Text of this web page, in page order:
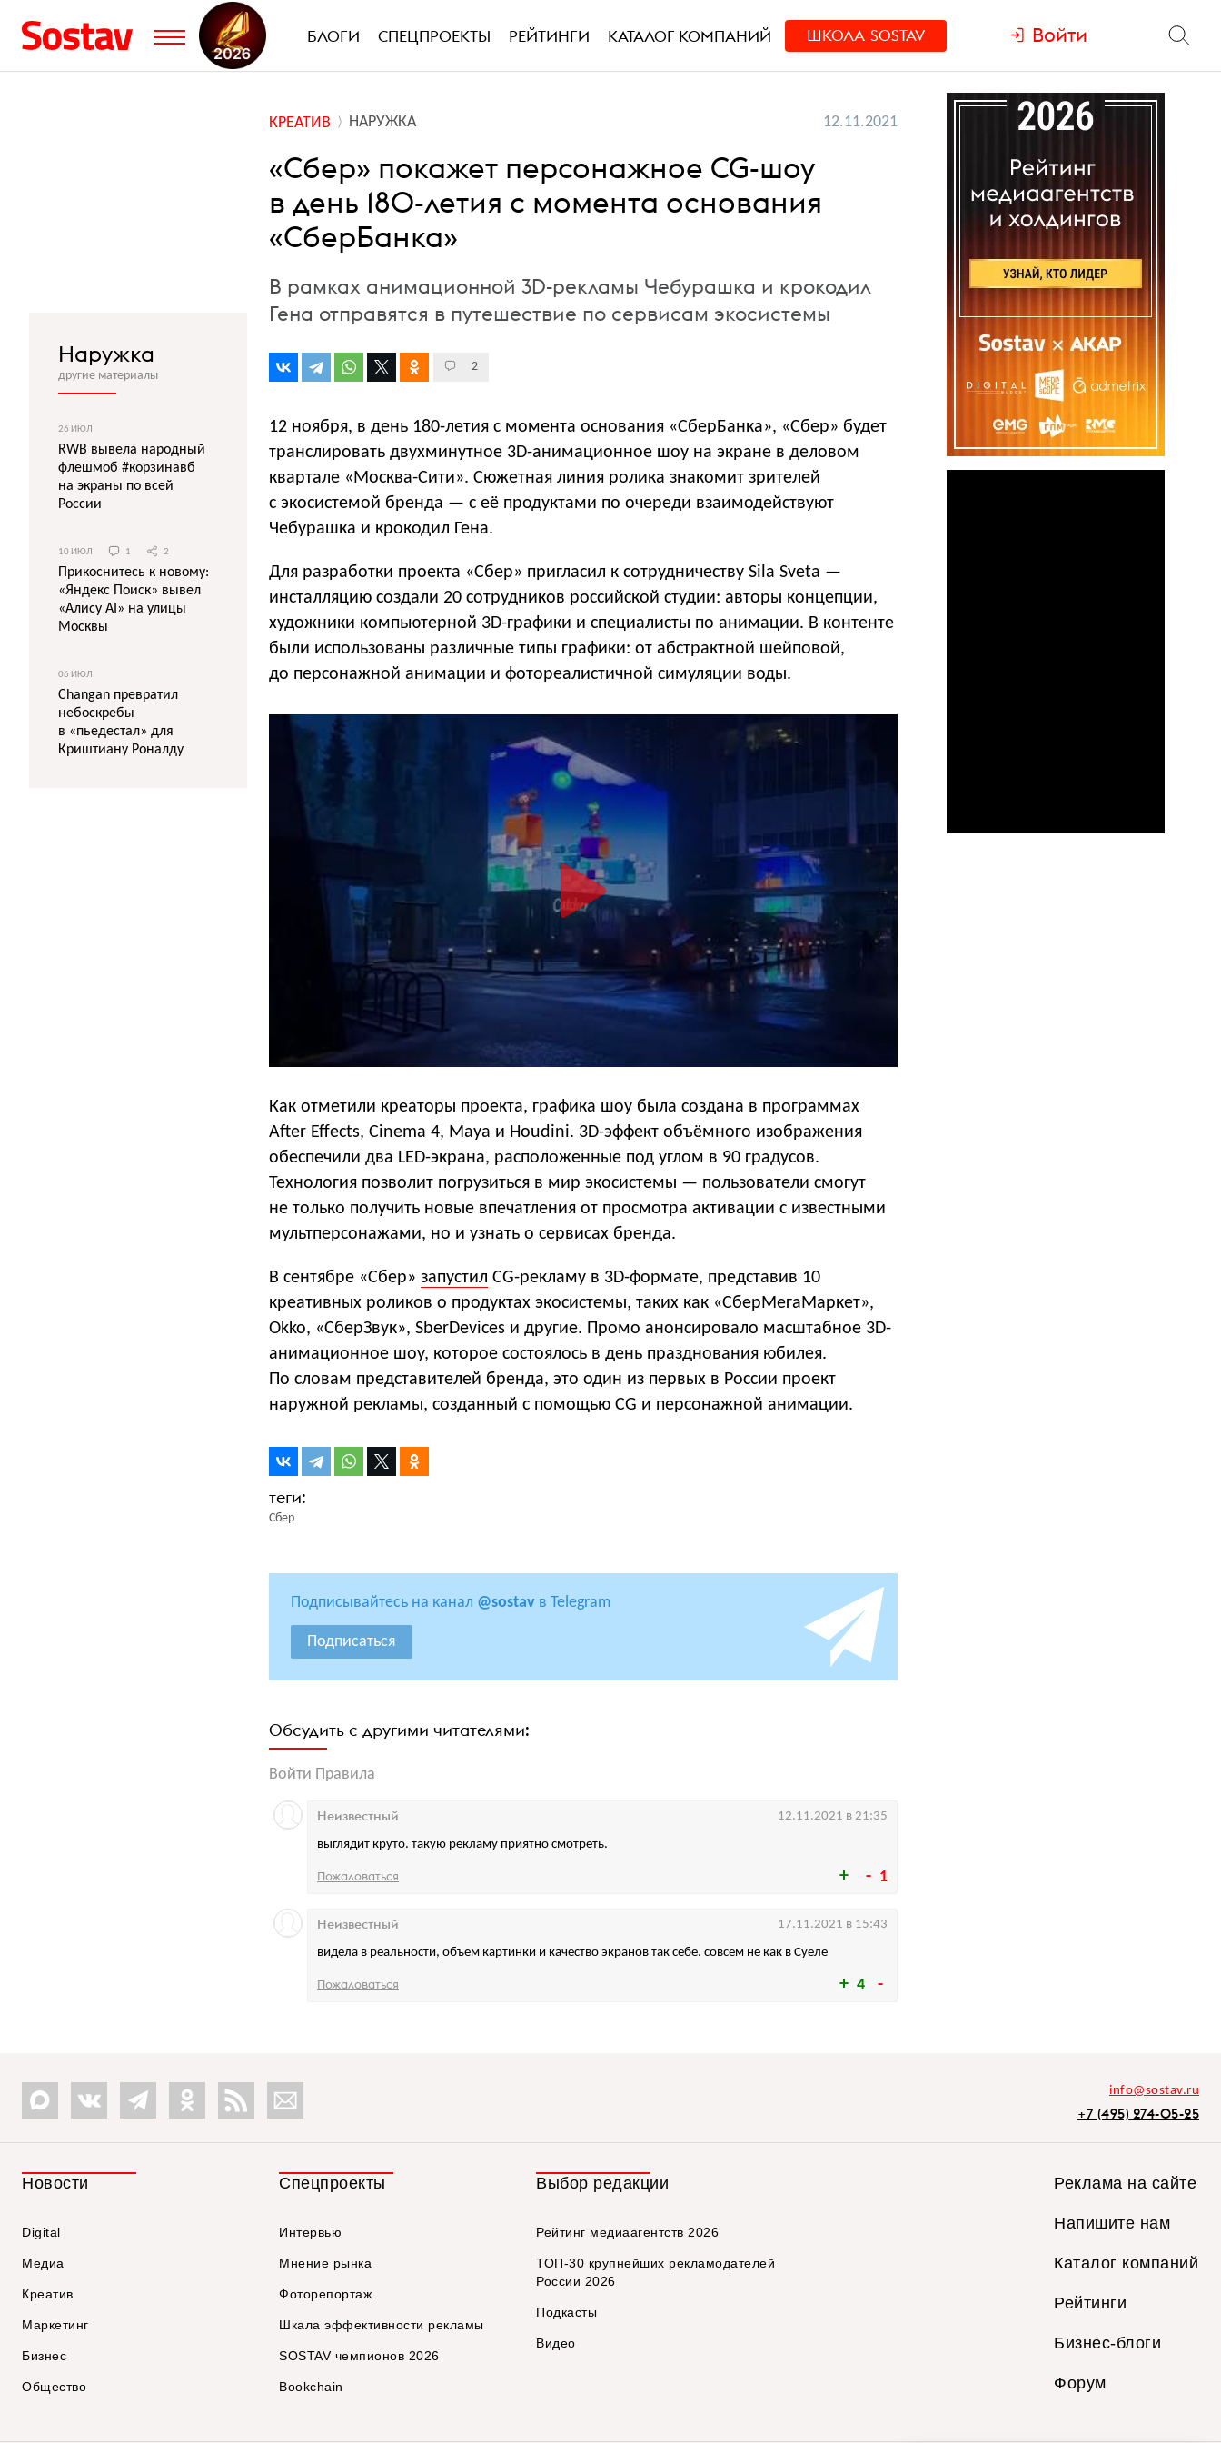
БЛОГИ СПЕЦПРОЕКТЫ РЕЙТИНГИ КАТАЛОГ КОМПАНИЙ ШКОЛА SOSTAV Войти
КРЕАТИВ НАРУЖКА 12.11.2021
«Сбер» покажет персонажное CG-шоу
в день 180-летия с момента основания
«СберБанка»
В рамках анимационной 3D-рекламы Чебурашка и крокодил
Гена отправятся в путешествие по сервисам экосистемы
2
12 ноября, в день 180-летия с момента основания «СберБанка», «Сбер» будет
транслировать двухминутное 3D-анимационное шоу на экране в деловом
квартале «Москва-Сити». Сюжетная линия ролика знакомит зрителей
с экосистемой бренда — с её продуктами по очереди взаимодействуют
Чебурашка и крокодил Гена.
Для разработки проекта «Сбер» пригласил к сотрудничеству Sila Sveta —
инсталляцию создали 20 сотрудников российской студии: авторы концепции,
художники компьютерной 3D-графики и специалисты по анимации. В контенте
были использованы различные типы графики: от абстрактной шейповой,
до персонажной анимации и фотореалистичной симуляции воды.
Как отметили креаторы проекта, графика шоу была создана в программах
After Effects, Cinema 4, Maya и Houdini. 3D-эффект объёмного изображения
обеспечили два LED-экрана, расположенные под углом в 90 градусов.
Технология позволит погрузиться в мир экосистемы — пользователи смогут
не только получить новые впечатления от просмотра активации с известными
мультперсонажами, но и узнать о сервисах бренда.
В сентябре «Сбер» запустил CG-рекламу в 3D-формате, представив 10
креативных роликов о продуктах экосистемы, таких как «СберМегаМаркет»,
Okko, «СберЗвук», SberDevices и другие. Промо анонсировало масштабное 3D-
анимационное шоу, которое состоялось в день празднования юбилея.
По словам представителей бренда, это один из первых в России проект
наружной рекламы, созданный с помощью CG и персонажной анимации.
Сбер
Подписывайтесь на канал @sostav в Telegram
Подписаться
Обсудить с другими читателями:
Войти Правила
1
выглядит круто. такую рекламу приятно смотреть.
Неизвестный 12.11.2021 в 21:35
Пожаловаться
4
видела в реальности, объем картинки и качество экранов так себе. совсем не как в Суеле
Неизвестный 17.11.2021 в 15:43
Пожаловаться
Наружка
другие материалы
26 ИЮЛ
RWB вывела народный
флешмоб #корзинавб
на экраны по всей
России
10 ИЮЛ 1 2
Прикоснитесь к новому:
«Яндекс Поиск» вывел
«Алису AI» на улицы
Москвы
06 ИЮЛ
Changan превратил
небоскребы
в «пьедестал» для
Криштиану Роналду
info@sostav.ru
+7 (495) 274-05-25
Новости
Digital
Медиа
Креатив
Маркетинг
Бизнес
Общество
Спецпроекты
Интервью
Мнение рынка
Фоторепортаж
Шкала эффективности рекламы
SOSTAV чемпионов 2026
Bookchain
Выбор редакции
Рейтинг медиаагентств 2026
ТОП-30 крупнейших рекламодателей
России 2026
Подкасты
Видео
Реклама на сайте
Напишите нам
Каталог компаний
Рейтинги
Бизнес-блоги
Форум